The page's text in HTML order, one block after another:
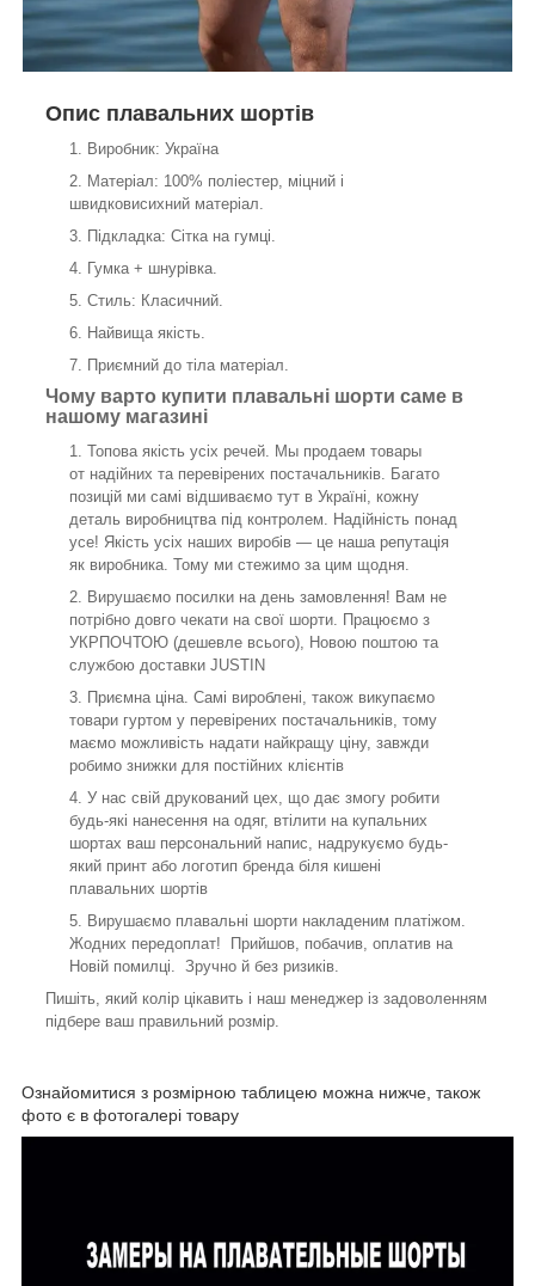
Опис плавальних шортів
Виробник: Україна
Матеріал: 100% поліестер, міцний і
швидковисихний матеріал.
Підкладка: Сітка на гумці.
Гумка + шнурівка.
Стиль: Класичний.
Найвища якість.
Приємний до тіла матеріал.
Чому варто купити плавальні шорти саме в
нашому магазині
Топова якість усіх речей. Мы продаем товары
от надійних та перевірених постачальників. Багато
позицій ми самі відшиваємо тут в Україні, кожну
деталь виробництва під контролем. Надійність понад
усе! Якість усіх наших виробів — це наша репутація
як виробника. Тому ми стежимо за цим щодня.
Вирушаємо посилки на день замовлення! Вам не
потрібно довго чекати на свої шорти. Працюємо з
УКРПОЧТОЮ (дешевле всього), Новою поштою та
службою доставки JUSTIN
Приємна ціна. Самі вироблені, також викупаємо
товари гуртом у перевірених постачальників, тому
маємо можливість надати найкращу ціну, завжди
робимо знижки для постійних клієнтів
У нас свій друкований цех, що дає змогу робити
будь-які нанесення на одяг, втілити на купальних
шортах ваш персональний напис, надрукуємо будь-
який принт або логотип бренда біля кишені
плавальних шортів
Вирушаємо плавальні шорти накладеним платіжом.
Жодних передоплат! Прийшов, побачив, оплатив на
Новій помилці. Зручно й без ризиків.
Пишіть, який колір цікавить і наш менеджер із задоволенням
підбере ваш правильний розмір.
Ознайомитися з розмірною таблицею можна нижче, також
фото є в фотогалері товару